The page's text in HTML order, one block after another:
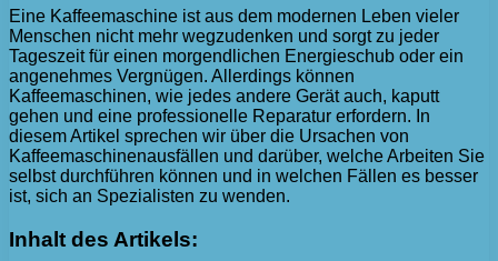
Eine Kaffeemaschine ist aus dem modernen Leben vieler
Menschen nicht mehr wegzudenken und sorgt zu jeder
Tageszeit für einen morgendlichen Energieschub oder ein
angenehmes Vergnügen. Allerdings können
Kaffeemaschinen, wie jedes andere Gerät auch, kaputt
gehen und eine professionelle Reparatur erfordern. In
diesem Artikel sprechen wir über die Ursachen von
Kaffeemaschinenausfällen und darüber, welche Arbeiten Sie
selbst durchführen können und in welchen Fällen es besser
ist, sich an Spezialisten zu wenden.
Inhalt des Artikels: